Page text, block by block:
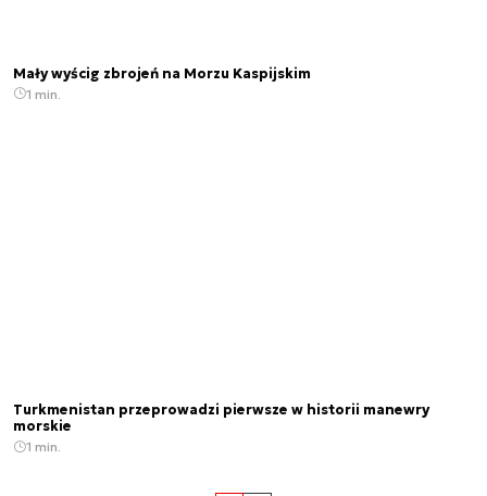
Mały wyścig zbrojeń na Morzu Kaspijskim
1 min.
Turkmenistan przeprowadzi pierwsze w historii manewry
morskie
1 min.